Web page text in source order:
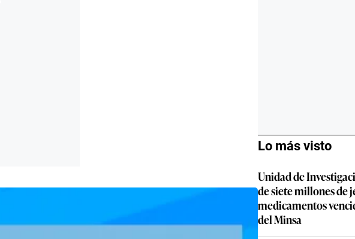
Lo más visto
Unidad de
de siete millones de
medicamentos
del Minsa